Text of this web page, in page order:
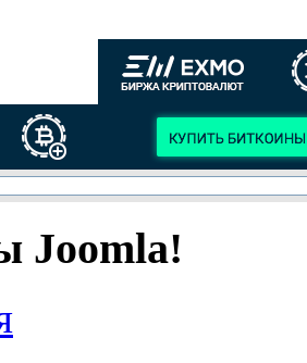
Joomla!